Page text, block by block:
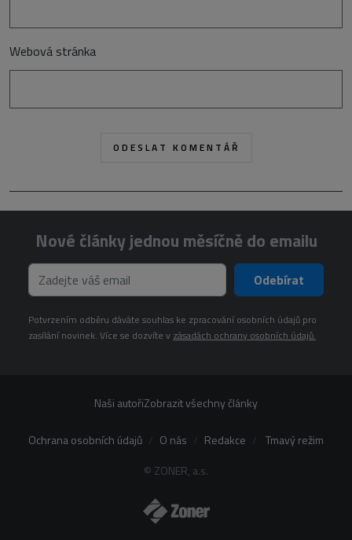
Webová stránka
Nové články jednou měsíčně do emailu
Odebírat
Potvrzením odběru dáváte souhlas ke zpracování osobních údajů pro
zasílání novinek. Více se dozvíte v zásadách ochrany osobních údajů.
Naši autořiZobrazit všechny články
© ZONER, a.s.
Ochrana osobních údajů O nás Redakce Tmavý režim